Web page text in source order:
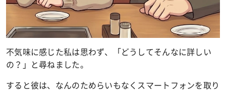
不気味に感じた私は思わず、「どうしてそんなに詳しい
の？」と尋ねました。
すると彼は、なんのためらいもなくスマートフォンを取り